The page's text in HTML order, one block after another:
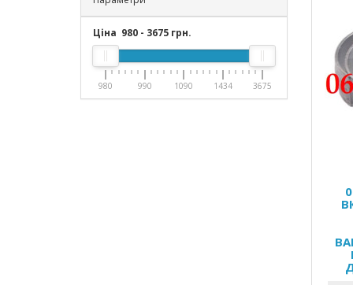
Ціна 980 - 3675 грн.
980 990 1090 1434 3675